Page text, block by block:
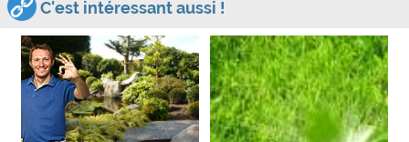
C'est intéressant aussi !